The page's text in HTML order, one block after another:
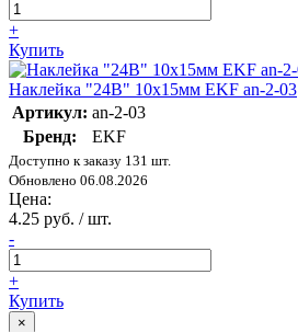
+
Купить
Наклейка "24В" 10х15мм EKF an-2-03
Артикул: an-2-03
Бренд:
EKF
Доступно к заказу 131 шт.
Обновлено 06.08.2026
Цена:
4.25 руб. / шт.
-
+
Купить
×